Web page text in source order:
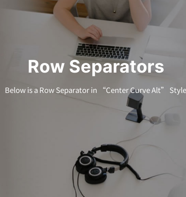
Row Separators
Below is a Row Separator in “Center Curve Alt” Style